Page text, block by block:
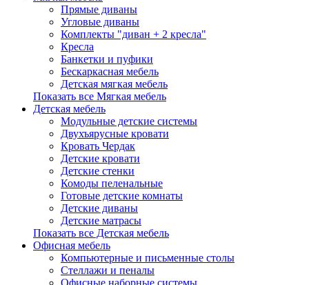
Прямые диваны
Угловые диваны
Комплекты "диван + 2 кресла"
Кресла
Банкетки и пуфики
Бескаркасная мебель
Детская мягкая мебель
Показать все Мягкая мебель
Детская мебель
Модульные детские системы
Двухъярусные кровати
Кровать Чердак
Детские кровати
Детские стенки
Комоды пеленальные
Готовые детские комнаты
Детские диваны
Детские матрасы
Показать все Детская мебель
Офисная мебель
Компьютерные и письменные столы
Стеллажи и пеналы
Офисные наборные системы